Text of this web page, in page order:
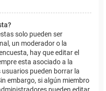
solo pueden ser
un moderador o la
hay que editar el
esta asociado a la
pueden borrar la
embargo, si algún miembro